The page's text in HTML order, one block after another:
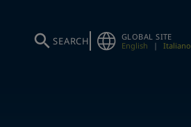
SEARCH
GLOBAL SITE
English
| Italiano